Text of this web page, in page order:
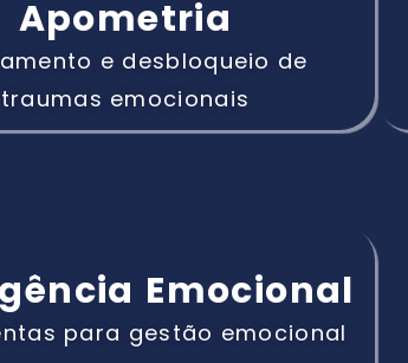
Apometria
e desbloqueio de
traumas emocionais
Emocional
para gestão emocional